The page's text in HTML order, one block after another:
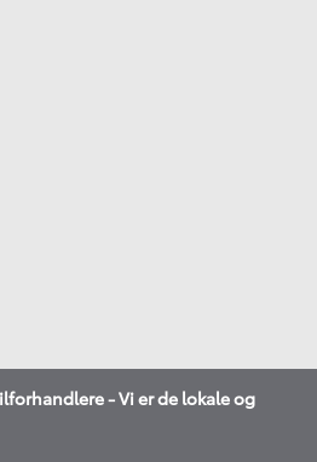
- Vi er de lokale og